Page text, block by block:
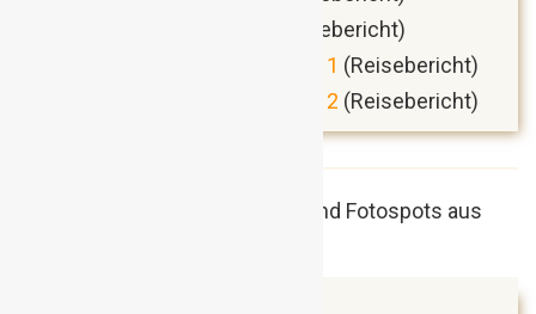
(Reisebericht)
Berlin für Fortgeschrittene, Teil 1 (Reisebericht)
Berlin für Fortgeschrittene, Teil 2 (Reisebericht)